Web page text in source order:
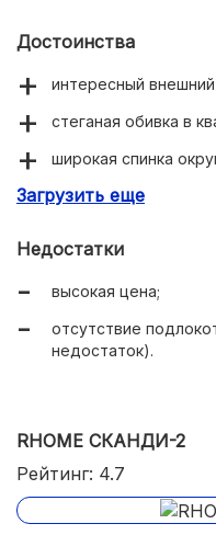
Достоинства
интересный
стеганая обивка в
широкая спинка
глубокое сиденье;
Загрузить еще
Недостатки
высокая цена;
отсутствие
недостаток).
RHOME СКАНДИ-2
Рейтинг: 4.7